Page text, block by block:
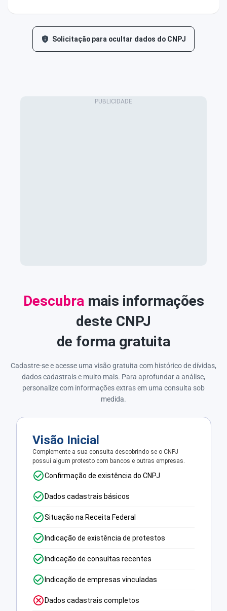
Solicitação para ocultar dados do CNPJ
Descubra mais informações
deste CNPJ
de forma gratuita
Cadastre-se e acesse uma visão gratuita com histórico de dívidas,
dados cadastrais e muito mais. Para aprofundar a análise,
personalize com informações extras em uma consulta sob
medida.
Visão Inicial
Complemente a sua consulta descobrindo se o CNPJ
possui algum protesto com bancos e outras empresas.
Confirmação de existência do CNPJ
Dados cadastrais básicos
Situação na Receita Federal
Indicação de existência de protestos
Indicação de consultas recentes
Indicação de empresas vinculadas
Dados cadastrais completos